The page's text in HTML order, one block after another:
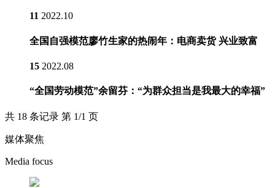
11 2022.10
全国自强模范廖竹生家的热闹年：电商卖货 兴业致富
15 2022.08
“全国劳动模范”余留芬：“为群众担当是我最大的幸福”
共 18 条记录 第 1/1 页
媒体聚焦
Media focus